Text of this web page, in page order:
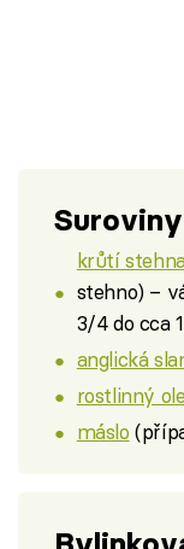
Suroviny
krůtí
stehno) –
3/4 do cca
anglická
rostlinný
máslo